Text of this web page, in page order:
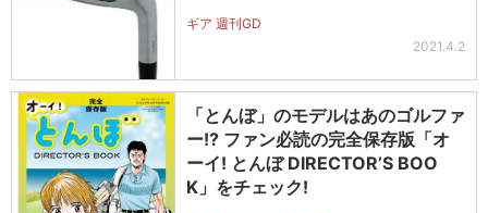
ギア 週刊GD
2021.4.2
「とんぼ」のモデルはあのゴルファ
ー!? ファン必読の完全保存版「オ
ーイ! とんぼ DIRECTOR’S BOO
K」をチェック!